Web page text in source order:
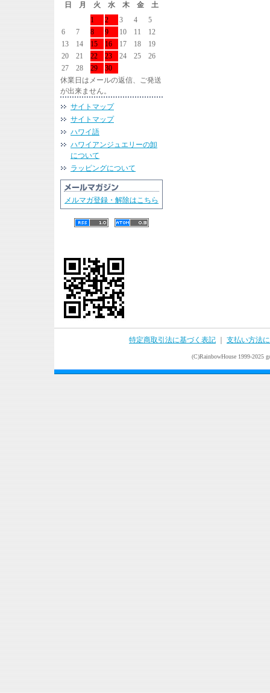
日
月 火 水 木 金
土
1
2 3 4
5
6
7 8 9 10 11
12
13
14 15 16 17 18
19
20
21 22 23 24 25
26
27
28 29
30
休業日はメールの返信、ご発送
が出来ません。
サイトマップ
サイトマップ
ハワイ語
ハワイアンジュエリーの卸
について
ラッピングについて
メルマガ登録・解除はこちら
特定商取引法に基づく表記 支払い方法
(C)RainbowHouse 1999-2025